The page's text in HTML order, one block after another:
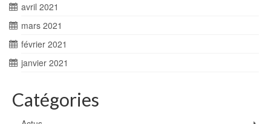
avril 2021
mars 2021
février 2021
janvier 2021
Catégories